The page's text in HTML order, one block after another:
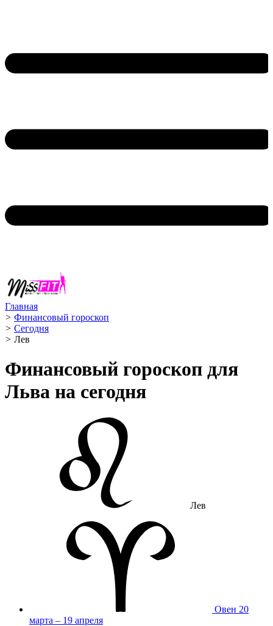
Главная
> Финансовый гороскоп
> Сегодня
> Лев ️
Финансовый гороскоп для
Льва на сегодня
Лев
Овен 20
марта – 19 апреля